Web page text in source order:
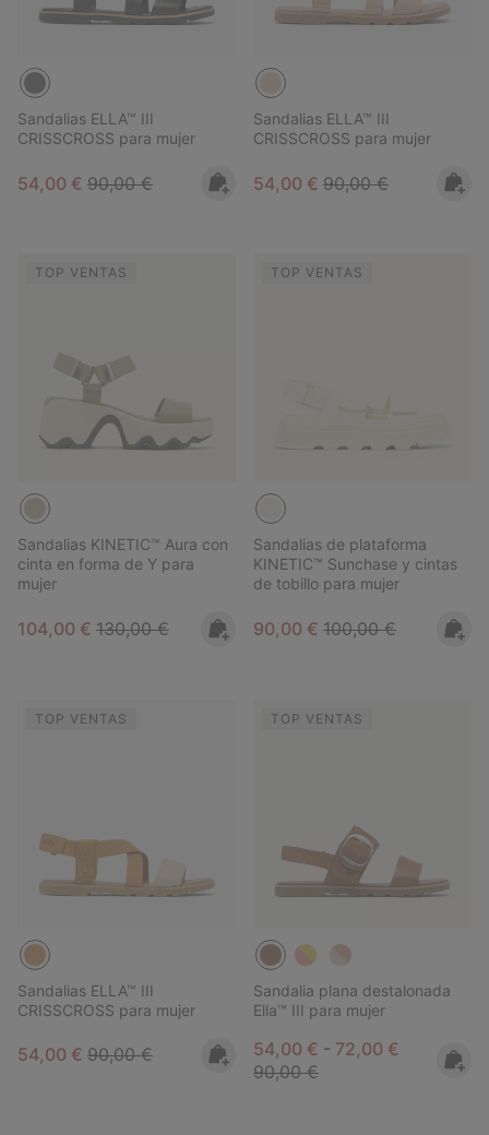
Sandalias ELLA™ III
CRISSCROSS para mujer
Sale price:
54,00 € Regular price:
90,00 €
Sandalias ELLA™ III
CRISSCROSS para mujer
Sale price:
54,00 € Regular price:
90,00 €
TOP VENTAS
Sandalias KINETIC™ Aura con
cinta en forma de Y para
mujer
Sale price:
104,00 € Regular price:
130,00 €
TOP VENTAS
Sandalias de plataforma
KINETIC™ Sunchase y cintas
de tobillo para mujer
Sale price:
90,00 € Regular price:
100,00 €
TOP VENTAS
Sandalias ELLA™ III
CRISSCROSS para mujer
Sale price:
54,00 € Regular price:
90,00 €
TOP VENTAS
Sandalia plana destalonada
Ella™ III para mujer
Minimum sale price:
54,00 € - Maximum sale
72,00 € Regular
90,00 €